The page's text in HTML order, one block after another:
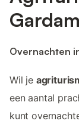
Overnachten
Wil je
een aantal
kunt